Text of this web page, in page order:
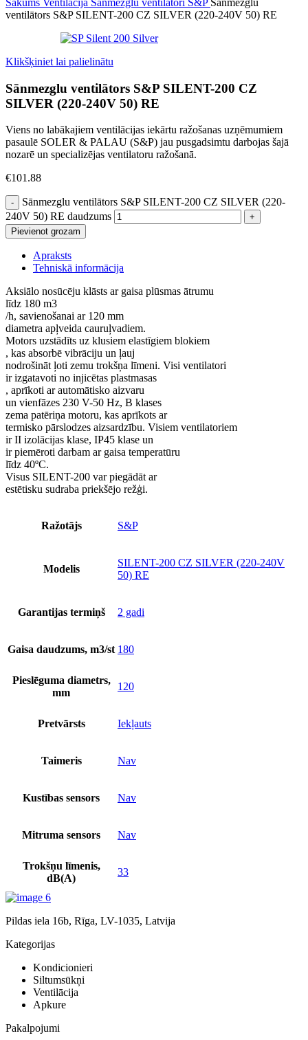
ventilātors S&P SILENT-200 CZ SILVER (220-240V 50) RE
Klikšķiniet lai palielinātu
Sānmezglu ventilātors S&P SILENT-200 CZ
SILVER (220-240V 50) RE
Viens no labākajiem ventilācijas iekārtu ražošanas uzņēmumiem
pasaulē SOLER & PALAU (S&P) jau pusgadsimtu darbojas šajā
nozarē un specializējas ventilatoru ražošanā.
€101.88
Sānmezglu ventilātors S&P SILENT-200 CZ SILVER (220-
240V 50) RE daudzums
Pievienot grozam
Apraksts
Tehniskā informācija
Aksiālo nosūcēju klāsts ar gaisa plūsmas ātrumu
līdz 180 m3
/h, savienošanai ar 120 mm
diametra apļveida cauruļvadiem.
Motors uzstādīts uz klusiem elastīgiem blokiem
, kas absorbē vibrāciju un ļauj
nodrošināt ļoti zemu trokšņa līmeni. Visi ventilatori
ir izgatavoti no injicētas plastmasas
, aprīkoti ar automātisko aizvaru
un vienfāzes 230 V-50 Hz, B klases
zema patēriņa motoru, kas aprīkots ar
termisko pārslodzes aizsardzību. Visiem ventilatoriem
ir II izolācijas klase, IP45 klase un
ir piemēroti darbam ar gaisa temperatūru
līdz 40ºC.
Visus SILENT-200 var piegādāt ar
estētisku sudraba priekšējo režģi.
Ražotājs S&P
Modelis
SILENT-200 CZ SILVER (220-240V
50) RE
Garantijas termiņš 2 gadi
Gaisa daudzums, m3/st 180
Pieslēguma diametrs,
mm
120
Pretvārsts Iekļauts
Taimeris Nav
Kustības sensors Nav
Mitruma sensors Nav
Trokšņu līmenis,
dB(A)
33
Pildas iela 16b, Rīga, LV-1035, Latvija
Kategorijas
Kondicionieri
Siltumsūkņi
Ventilācija
Apkure
Pakalpojumi